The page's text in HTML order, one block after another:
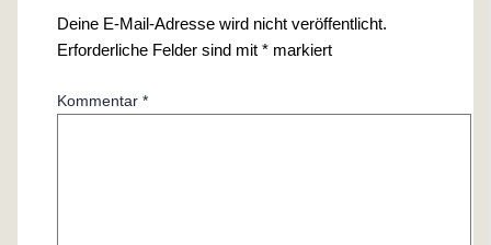
Deine E-Mail-Adresse wird nicht veröffentlicht.
Erforderliche Felder sind mit* markiert
Kommentar*